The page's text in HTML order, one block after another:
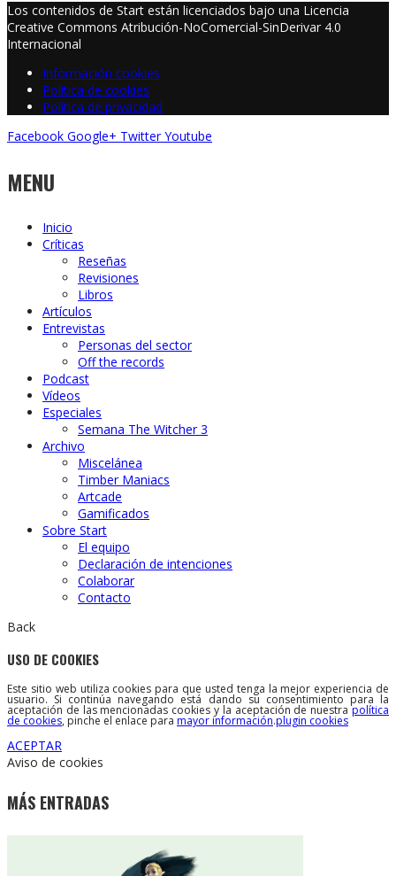
Los contenidos de Start están licenciados bajo una Licencia
Creative Commons Atribución-NoComercial-SinDerivar 4.0
Internacional
Información cookies
Política de cookies
Política de privacidad
Facebook Google+ Twitter Youtube
MENU
Inicio
Críticas
Reseñas
Revisiones
Libros
Artículos
Entrevistas
Personas del sector
Off the records
Podcast
Vídeos
Especiales
Semana The Witcher 3
Archivo
Miscelánea
Timber Maniacs
Artcade
Gamificados
Sobre Start
El equipo
Declaración de intenciones
Colaborar
Contacto
Back
USO DE COOKIES
Este sitio web utiliza cookies para que usted tenga la mejor experiencia de
usuario. Si continúa navegando está dando su consentimiento para la
aceptación de las mencionadas cookies y la aceptación de nuestrapolítica
de cookies, pinche el enlace para mayor información.plugin cookies
ACEPTAR
Aviso de cookies
MÁS ENTRADAS